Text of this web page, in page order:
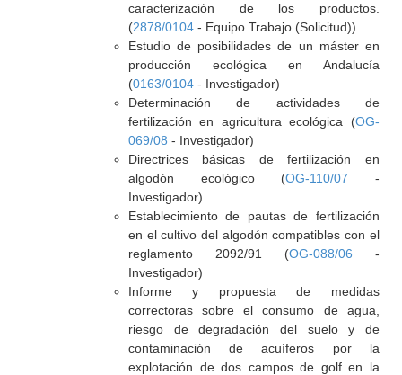
caracterización de los productos.
(2878/0104- Equipo Trabajo (Solicitud))
Estudio de posibilidades de un máster en
producción ecológica en Andalucía
(0163/0104- Investigador)
Determinación de actividades de
fertilización en agricultura ecológica (OG-
069/08 - Investigador)
Directrices básicas de fertilización en
algodón ecológico (OG-110/07 -
Investigador)
Establecimiento de pautas de fertilización
en el cultivo del algodón compatibles con el
reglamento 2092/91 (OG-088/06 -
Investigador)
Informe y propuesta de medidas
correctoras sobre el consumo de agua,
riesgo de degradación del suelo y de
contaminación de acuíferos por la
explotación de dos campos de golf en la